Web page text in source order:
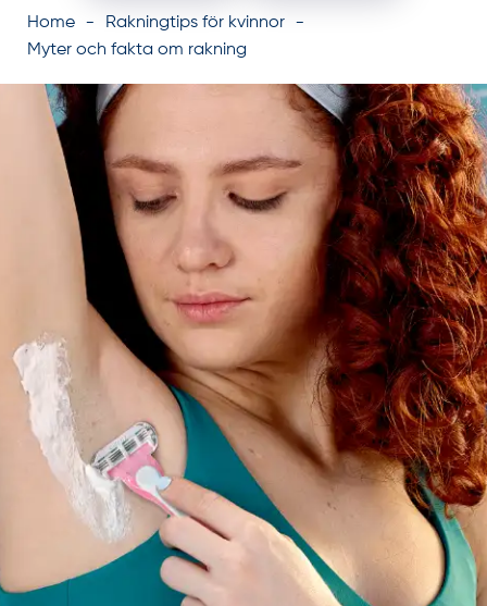
Home
Rakningtips för kvinnor
Myter och fakta om rakning